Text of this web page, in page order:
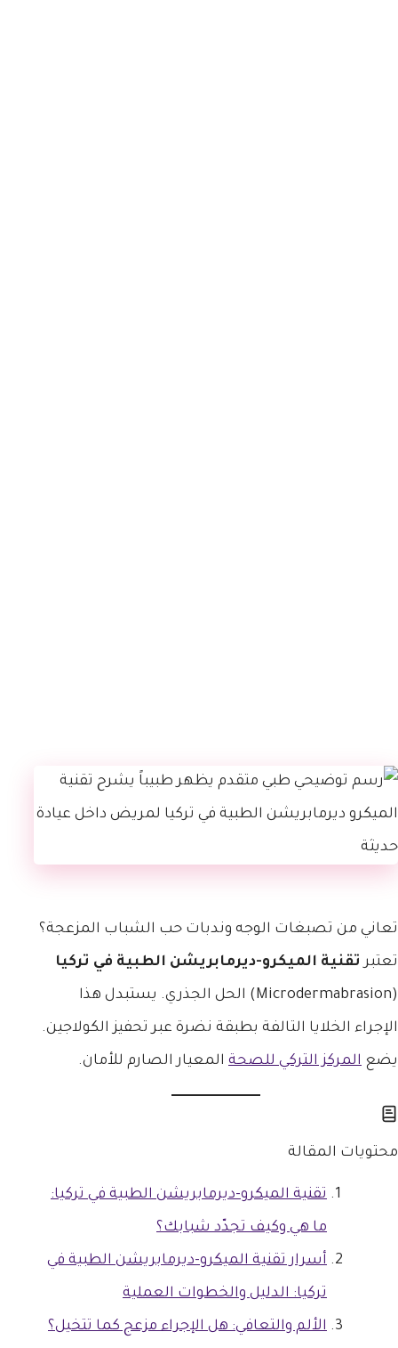
تعاني من تصبغات الوجه وندبات حب الشباب المزعجة؟
تعتبر تقنية الميكرو-ديرمابريشن الطبية في تركيا
(Microdermabrasion) الحل الجذري. يستبدل هذا
الإجراء الخلايا التالفة بطبقة نضرة عبر تحفيز الكولاجين.
يضع المركز التركي للصحة المعيار الصارم للأمان.
محتويات المقالة
تقنية الميكرو-ديرمابريشن الطبية في تركيا:
ما هي وكيف تجدّد شبابك؟
أسرار تقنية الميكرو-ديرمابريشن الطبية في
تركيا: الدليل والخطوات العملية
الألم والتعافي: هل الإجراء مزعج كما تتخيل؟